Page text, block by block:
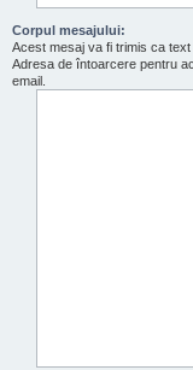
Corpul mesajului:
Acest mesaj va fi trimis ca
Adresa de întoarcere pentru
email.